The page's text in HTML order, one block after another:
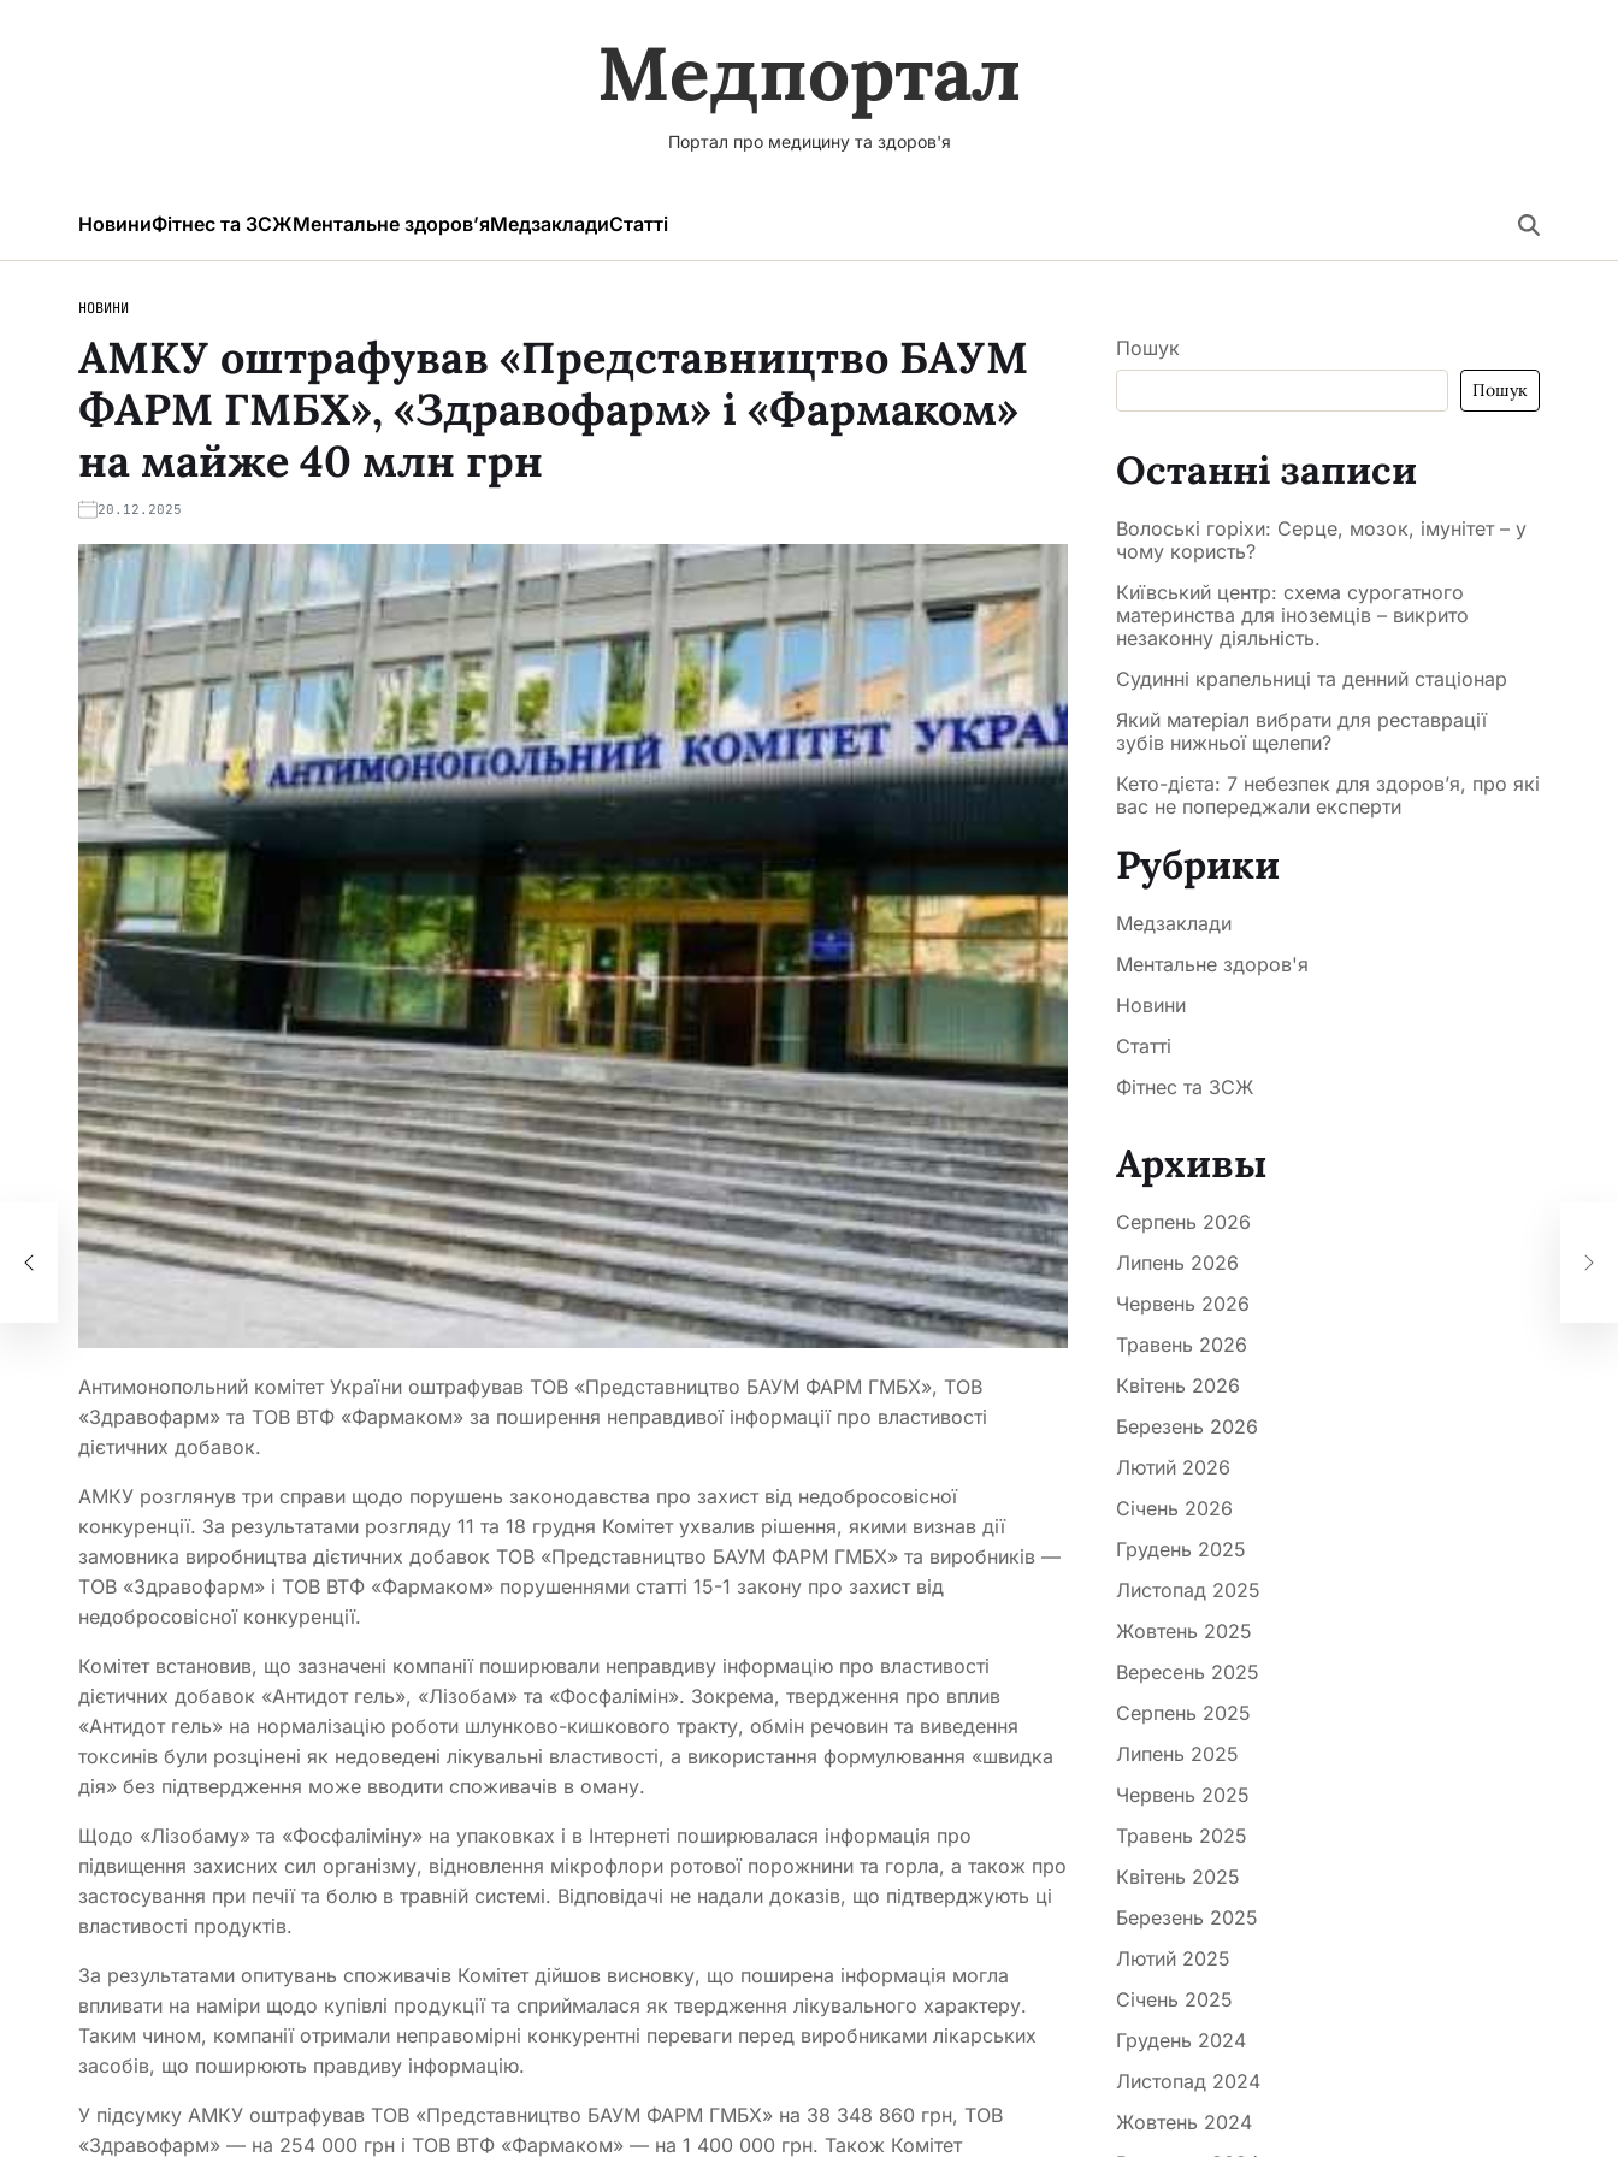
Медпортал
Портал про медицину та здоров'я
НовиниФітнес та ЗСЖМентальне здоров’яМедзакладиСтатті
НОВИНИ
АМКУ оштрафував «Представництво БАУМ
ФАРМ ГМБХ», «Здравофарм» і «Фармаком»
на майже 40 млн грн
20.12.2025
Антимонопольний комітет України оштрафував ТОВ «Представництво БАУМ ФАРМ ГМБХ», ТОВ
«Здравофарм» та ТОВ ВТФ «Фармаком» за поширення неправдивої інформації про властивості
дієтичних добавок.
АМКУ розглянув три справи щодо порушень законодавства про захист від недобросовісної
конкуренції. За результатами розгляду 11 та 18 грудня Комітет ухвалив рішення, якими визнав дії
замовника виробництва дієтичних добавок ТОВ «Представництво БАУМ ФАРМ ГМБХ» та виробників —
ТОВ «Здравофарм» і ТОВ ВТФ «Фармаком» порушеннями статті 15-1 закону про захист від
недобросовісної конкуренції.
Комітет встановив, що зазначені компанії поширювали неправдиву інформацію про властивості
дієтичних добавок «Антидот гель», «Лізобам» та «Фосфалімін». Зокрема, твердження про вплив
«Антидот гель» на нормалізацію роботи шлунково-кишкового тракту, обмін речовин та виведення
токсинів були розцінені як недоведені лікувальні властивості, а використання формулювання «швидка
дія» без підтвердження може вводити споживачів в оману.
Щодо «Лізобаму» та «Фосфаліміну» на упаковках і в Інтернеті поширювалася інформація про
підвищення захисних сил організму, відновлення мікрофлори ротової порожнини та горла, а також про
застосування при печії та болю в травній системі. Відповідачі не надали доказів, що підтверджують ці
властивості продуктів.
За результатами опитувань споживачів Комітет дійшов висновку, що поширена інформація могла
впливати на наміри щодо купівлі продукції та сприймалася як твердження лікувального характеру.
Таким чином, компанії отримали неправомірні конкурентні переваги перед виробниками лікарських
засобів, що поширюють правдиву інформацію.
У підсумку АМКУ оштрафував ТОВ «Представництво БАУМ ФАРМ ГМБХ» на 38 348 860 грн, ТОВ
«Здравофарм» — на 254 000 грн і ТОВ ВТФ «Фармаком» — на 1 400 000 грн. Також Комітет
Пошук
Пошук
Останні записи
Волоські горіхи: Серце, мозок, імунітет – у
чому користь?
Київський центр: схема сурогатного
материнства для іноземців – викрито
незаконну діяльність.
Судинні крапельниці та денний стаціонар
Який матеріал вибрати для реставрації
зубів нижньої щелепи?
Кето-дієта: 7 небезпек для здоров’я, про які
вас не попереджали експерти
Рубрики
Медзаклади
Ментальне здоров'я
Новини
Статті
Фітнес та ЗСЖ
Архивы
Серпень 2026
Липень 2026
Червень 2026
Травень 2026
Квітень 2026
Березень 2026
Лютий 2026
Січень 2026
Грудень 2025
Листопад 2025
Жовтень 2025
Вересень 2025
Серпень 2025
Липень 2025
Червень 2025
Травень 2025
Квітень 2025
Березень 2025
Лютий 2025
Січень 2025
Грудень 2024
Листопад 2024
Жовтень 2024